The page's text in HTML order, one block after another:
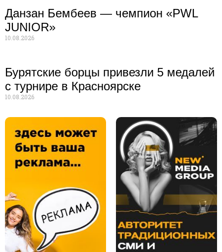
Данзан Бембеев — чемпион «PWL
JUNIOR»
10.08.2026
Бурятские борцы привезли 5 медалей
с турнире в Красноярске
10.08.2026